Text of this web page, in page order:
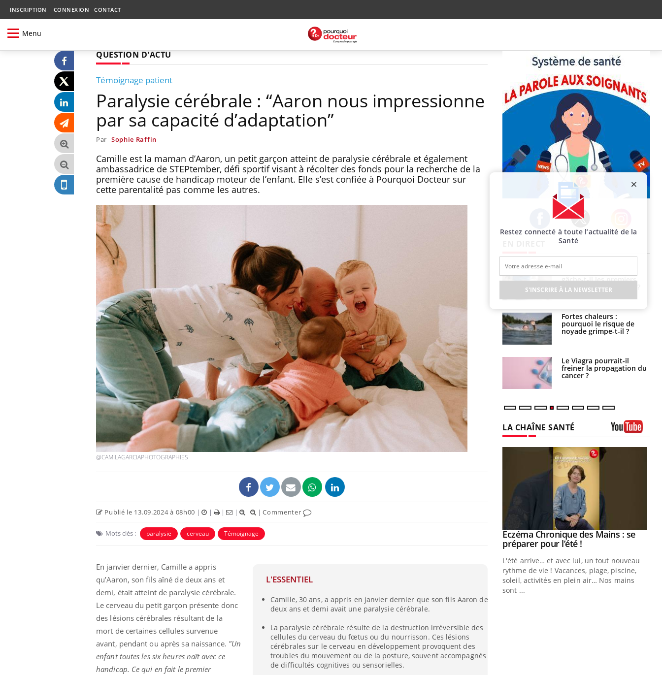
INSCRIPTION CONNEXION CONTACT
Menu
QUESTION D'ACTU
Témoignage patient
Paralysie cérébrale : “Aaron nous impressionne
par sa capacité d’adaptation”
Par Sophie Raffin
Camille est la maman d’Aaron, un petit garçon atteint de paralysie cérébrale et également
ambassadrice de STEPtember, défi sportif visant à récolter des fonds pour la recherche de la
première cause de handicap moteur de l’enfant. Elle s’est confiée à Pourquoi Docteur sur
cette parentalité pas comme les autres.
@CAMILAGARCIAPHOTOGRAPHIES
Publié le 13.09.2024 à 08h00 | | | | |Commenter
Mots clés : paralysie cerveau Témoignage
L'ESSENTIEL
Camille, 30 ans, a appris en janvier dernier que son fils Aaron de
deux ans et demi avait une paralysie cérébrale.
La paralysie cérébrale résulte de la destruction irréversible des
cellules du cerveau du fœtus ou du nourrisson. Ces lésions
cérébrales sur le cerveau en développement provoquent des
troubles du mouvement ou de la posture, souvent accompagnés
de difficultés cognitives ou sensorielles.
En janvier dernier, Camille a appris
qu’Aaron, son fils aîné de deux ans et
demi, était atteint de paralysie cérébrale.
Le cerveau du petit garçon présente donc
des lésions cérébrales résultant de la
mort de certaines cellules survenue
avant, pendant ou après sa naissance. "Un
enfant toutes les six heures naît avec ce
handicap. Ce qui en fait le premier
Facebook Twitter Instagram
Grossesse à risque : ce jus
naturel attire l'attention
des chercheurs
Comment oublier les
écrans en vacances ?
Toujours connectés :
comment le travail
empiète de plus en plus
sur nos soirées
Cancer colorectal : une
stratégie simple aurait
changé la donne au Pays
basque
Chikungunya, dengue,
West Nile : que se passe-
t-il dans le sud de la
France ?
Les médicaments GLP-1
protègent-ils aussi les os
?
VIH : la fin du comprimé
tous les jours se profile-t-
elle enfin ?
gâche-t-il les premiers
jours de vos vacances ?
Fortes chaleurs :
pourquoi le risque de
noyade grimpe-t-il ?
Le Viagra pourrait-il
freiner la propagation du
cancer ?
LA CHAÎNE SANTÉ
Eczéma Chronique des Mains :
expliquer ma maladieYoutube
d'autres non ! D'un côté, poser des
questions sur la maladie d'un proche c'est
Youtube
Carence en fer : comprendre pour
prévenirYoutube
même alopécie… Les symptômes de la
carence en fer sont multiples ce qui la rend
...
Youtube
Eczéma Chronique des Mains : se
préparer pour l’été !Youtube
L'été arrive… et avec lui, un tout nouveau
rythme de vie ! Vacances, plage, piscine,
soleil, activités en plein air… Nos mains
sont ...
Restez connecté à toute l’actualité de la
Santé
S'INSCRIRE À LA NEWSLETTER